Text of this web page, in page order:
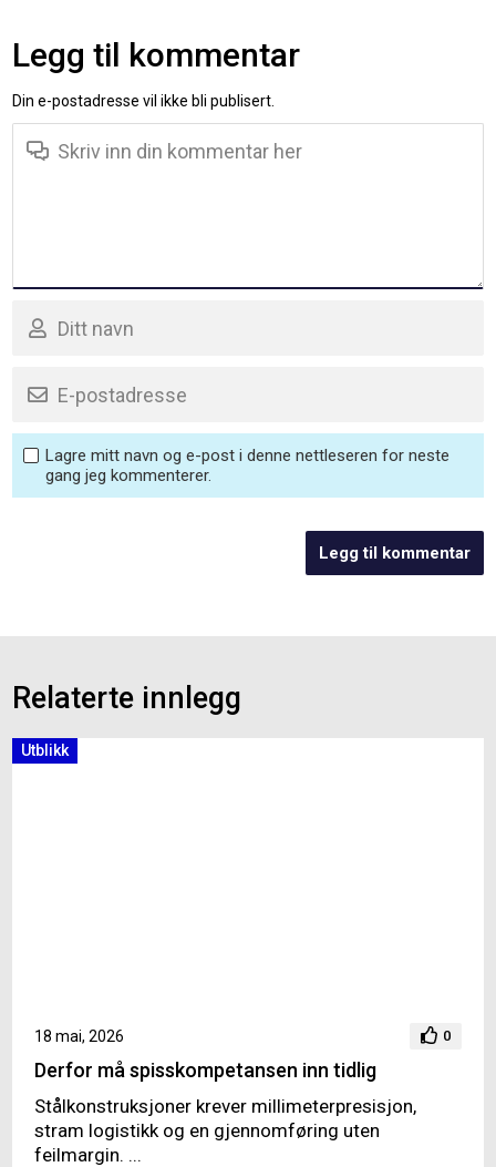
Legg til kommentar
Din e-postadresse vil ikke bli publisert.
Lagre mitt navn og e-post i denne nettleseren for neste
gang jeg kommenterer.
Relaterte innlegg
Utblikk
18 mai, 2026 0
Derfor må spisskompetansen inn tidlig
Stålkonstruksjoner krever millimeterpresisjon,
stram logistikk og en gjennomføring uten
feilmargin. ...